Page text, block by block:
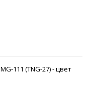
111 (TNG-27) - цвет